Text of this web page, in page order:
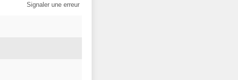
Signaler une erreur